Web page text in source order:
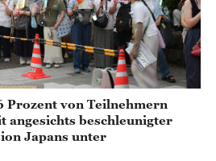
Prozent von Teilnehmern
angesichts beschleunigter
Japans unter